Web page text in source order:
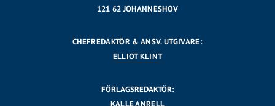
121 62 JOHANNESHOV
CHEFREDAKTÖR & ANSV. UTGIVARE:
ELLIOT KLINT
FÖRLAGSREDAKTÖR:
KALLE ANRELL